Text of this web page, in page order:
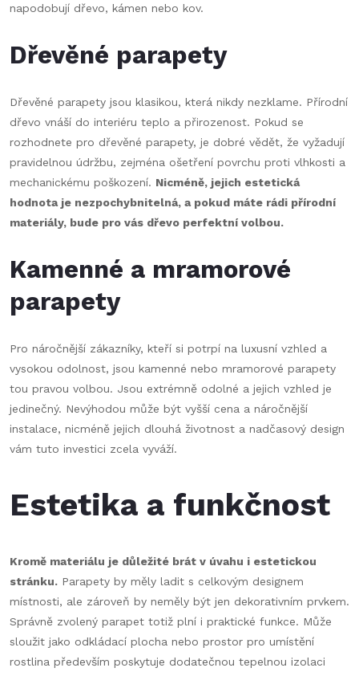
napodobují dřevo, kámen nebo kov.
Dřevěné parapety
Dřevěné parapety jsou klasikou, která nikdy nezklame. Přírodní
dřevo vnáší do interiéru teplo a přirozenost. Pokud se
rozhodnete pro dřevěné parapety, je dobré vědět, že vyžadují
pravidelnou údržbu, zejména ošetření povrchu proti vlhkosti a
mechanickému poškození. Nicméně, jejich estetická
hodnota je nezpochybnitelná, a pokud máte rádi přírodní
materiály, bude pro vás dřevo perfektní volbou.
Kamenné a mramorové
parapety
Pro náročnější zákazníky, kteří si potrpí na luxusní vzhled a
vysokou odolnost, jsou kamenné nebo mramorové parapety
tou pravou volbou. Jsou extrémně odolné a jejich vzhled je
jedinečný. Nevýhodou může být vyšší cena a náročnější
instalace, nicméně jejich dlouhá životnost a nadčasový design
vám tuto investici zcela vyváží.
Estetika a funkčnost
Kromě materiálu je důležité brát v úvahu i estetickou
stránku. Parapety by měly ladit s celkovým designem
místnosti, ale zároveň by neměly být jen dekorativním prvkem.
Správně zvolený parapet totiž plní i praktické funkce. Může
sloužit jako odkládací plocha nebo prostor pro umístění
rostlina především poskytuje dodatečnou tepelnou izolaci